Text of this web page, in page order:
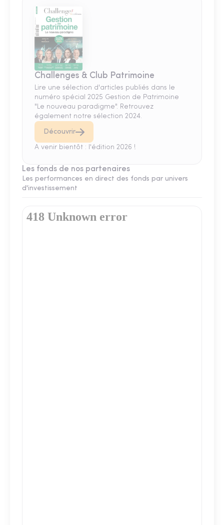
Challenges & Club Patrimoine
Lire une sélection d'articles publiés dans le
numéro spécial 2025 Gestion de Patrimoine
"Le nouveau paradigme". Retrouvez
également notre sélection 2024.
Découvrir
A venir bientôt : l'édition 2026 !
Les fonds de nos partenaires
Les performances en direct des fonds par univers
d'investissement